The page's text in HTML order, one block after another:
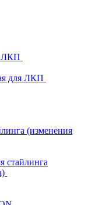
ЛКП
для ЛКП
(изменения
стайлинга